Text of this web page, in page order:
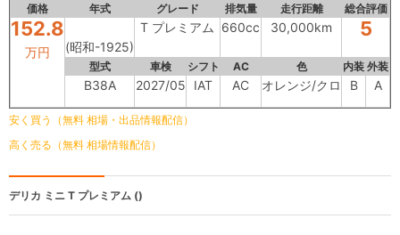
価格 年式 グレード 排気量 走行距離 総合評価
152.8
万円 (昭和-1925)
T プレミアム 660cc 30,000km 5
型式 車検 シフト AC 色 内装 外装
B38A 2027/05 IAT AC オレンジ/クロ B A
安く買う（無料 相場・出品情報配信）
高く売る（無料 相場情報配信）
デリカ ミニ T プレミアム ()